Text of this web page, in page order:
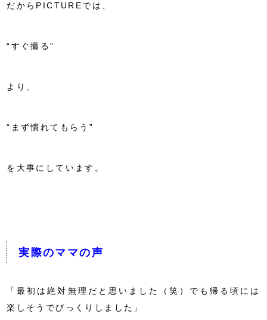
だからPICTUREでは、
“すぐ撮る”
より、
“まず慣れてもらう”
を大事にしています。
実際のママの声
「最初は絶対無理だと思いました（笑）でも帰る頃には
楽しそうでびっくりしました」